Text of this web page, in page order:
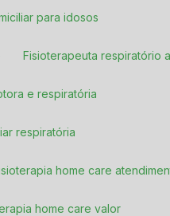
para idosos
Fisioterapeuta respiratório
e respiratória
respiratória
home care
home care valor